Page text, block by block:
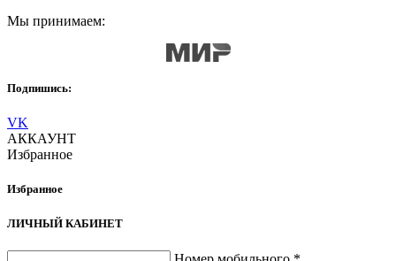
Мы принимаем:
Подпишись:
VK
АККАУНТ
Избранное
Избранное
ЛИЧНЫЙ КАБИНЕТ